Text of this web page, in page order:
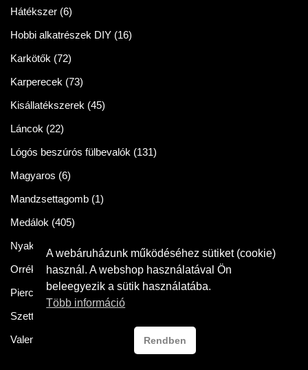
Hátékszer (6)
Hobbi alkatrészek DIY (16)
Karkötők (72)
Karperecek (73)
Kisállatékszerek (45)
Láncok (22)
Lógós beszúrós fülbevalók (131)
Magyaros (6)
Mandzsettagomb (1)
Medálok (405)
Nyakláncok
(86)
Orrékszer (2)
Piercingek (11)
Szettek
Valentin napra
A webáruházunk működéséhez sütiket (cookie)
használ. A webshop használatával Ön
beleegyezik a sütik használatába.
Több információ
Rendben